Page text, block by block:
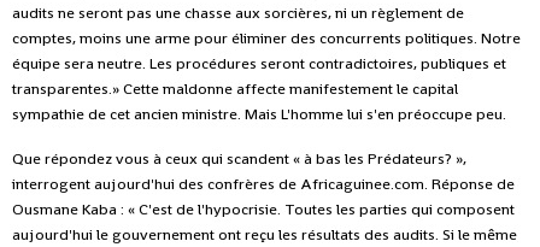
audits ne seront pas une chasse aux sorcières, ni un règlement de
comptes, moins une arme pour éliminer des concurrents politiques. Notre
équipe sera neutre. Les procédures seront contradictoires, publiques et
transparentes.» Cette maldonne affecte manifestement le capital
sympathie de cet ancien ministre. Mais L'homme lui s'en préoccupe peu.
Que répondez vous à ceux qui scandent « à bas les Prédateurs? »,
interrogent aujourd'hui des confrères de Africaguinee.com. Réponse de
Ousmane Kaba : « C'est de l'hypocrisie. Toutes les parties qui composent
aujourd'hui le gouvernement ont reçu les résultats des audits. Si le même